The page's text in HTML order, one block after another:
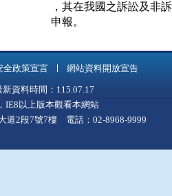
，其在我國之訴訟及
    申報。
全政策宣言 網站資料開放宣告
資料時間：115.07.17
IE8以上版本觀看本網站
道2段7號7樓 電話：02-8968-9999